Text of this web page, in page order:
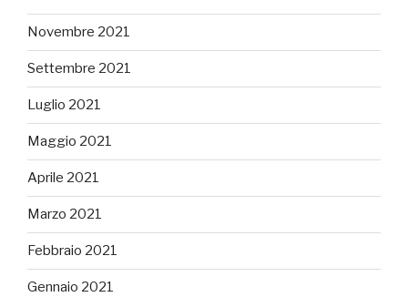
Novembre 2021
Settembre 2021
Luglio 2021
Maggio 2021
Aprile 2021
Marzo 2021
Febbraio 2021
Gennaio 2021